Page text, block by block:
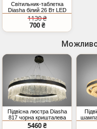
Світильник-таблетка
Diasha білий 26 Вт LED
накладний
1130 ₴
700 ₴
Можливо
Підвісна люстра Diasha
817 чорна кришталева
LED 190Вт
5460 ₴